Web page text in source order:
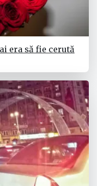
era să fie cerută